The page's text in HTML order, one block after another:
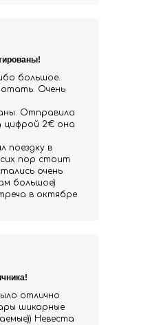
большое.
Очень
Отправила
цифрой 2€ она
поездку в
пор стоит
очень
большое)
в октябре
отлично
шикарные
Невеста